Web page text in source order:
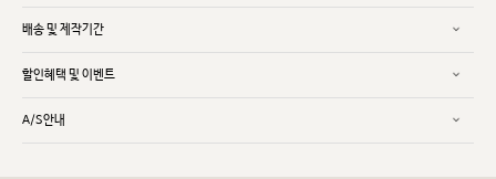
배송 및 제작기간
할인혜택 및 이벤트
A/S안내